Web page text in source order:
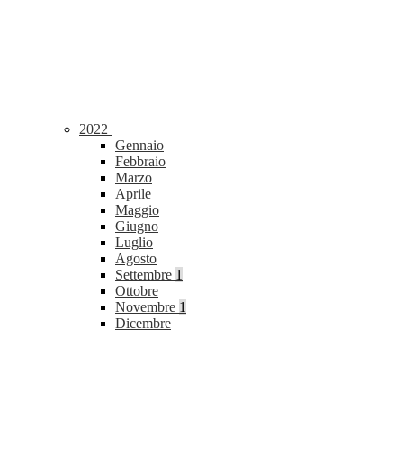
2022
Gennaio
Febbraio
Marzo
Aprile
Maggio
Giugno
Luglio
Agosto
Settembre 1
Ottobre
Novembre 1
Dicembre